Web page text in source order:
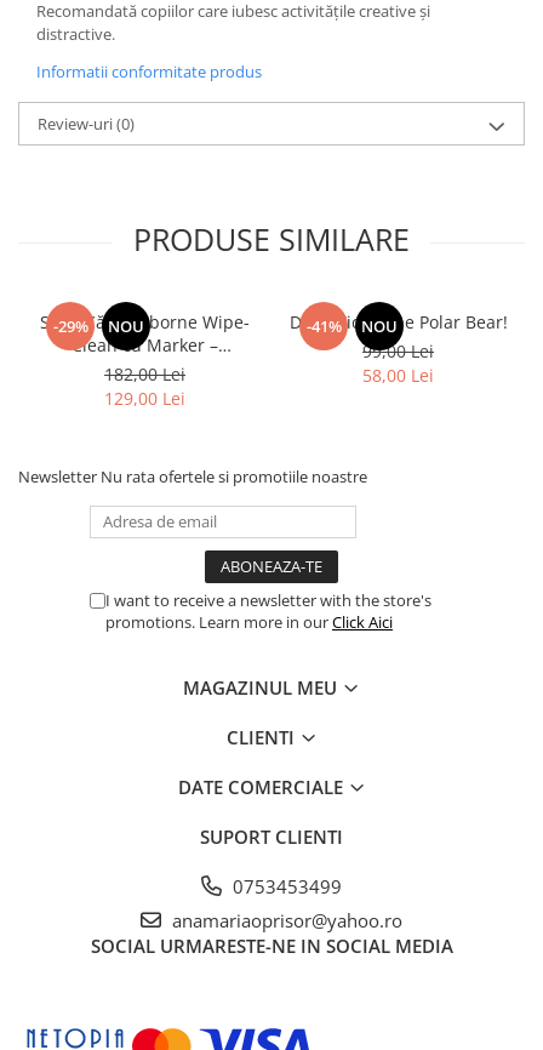
Recomandată copiilor care iubesc activitățile creative și
distractive.
Informatii conformitate produs
Review-uri(0)
PRODUSE SIMILARE
-29% NOU
Set 3 Cărți Usborne Wipe-
Clean cu Marker –
Numbers, Words,
Handwriting pentru Copii
182,00 Lei
129,00 Lei
-41% NOU
Don't Tickle the Polar Bear!
99,00 Lei
58,00 Lei
Newsletter Nu rata ofertele si promotiile noastre
I want to receive a newsletter with the store's
promotions. Learn more in ourClick Aici
MAGAZINUL MEU
CLIENTI
DATE COMERCIALE
SUPORT CLIENTI
0753453499
anamariaoprisor@yahoo.ro
SOCIAL URMARESTE-NE IN SOCIAL MEDIA